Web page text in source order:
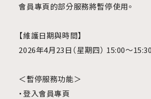
會員專頁的部分服務將暫停使用。
【維護日期與時間】
2026年4月23日（星期四） 15:00～15:30
＜暫停服務功能＞
・登入會員專頁